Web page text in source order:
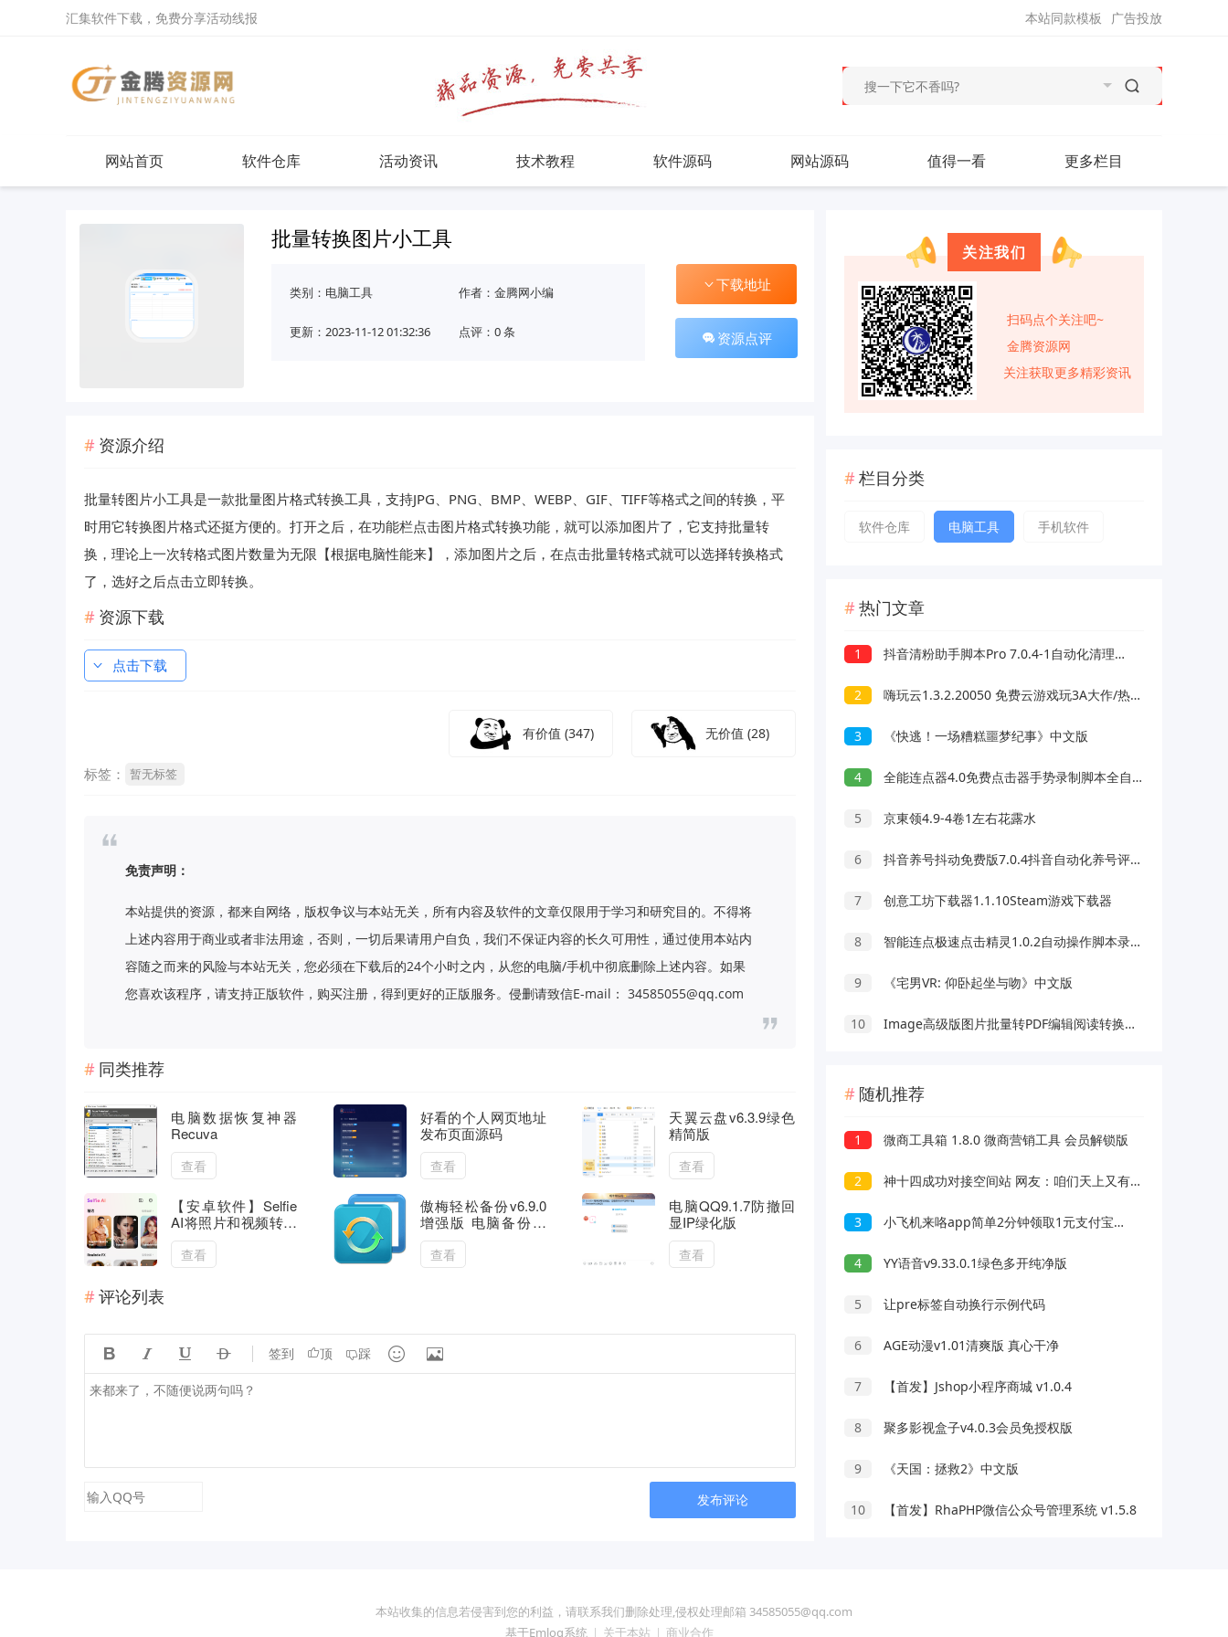
汇集软件下载，免费分享活动线报 广告投放
本站同款模板
网站首页 软件仓库 活动资讯 技术教程 软件源码 网站源码 值得一看 更多栏目
批量转换图片小工具
类别： 电脑工具 作者：金腾网小编
更新：2023-11-12 01:32:36 点评：0 条
下载地址
资源点评
资源介绍
批量转图片小工具是一款批量图片格式转换工具，支持JPG、PNG、BMP、WEBP、GIF、TIFF等格式之间的转换，平
时用它转换图片格式还挺方便的。打开之后，在功能栏点击图片格式转换功能，就可以添加图片了，它支持批量转
换，理论上一次转格式图片数量为无限【根据电脑性能来】，添加图片之后，在点击批量转格式就可以选择转换格式
了，选好之后点击立即转换。
资源下载
点击下载
有价值(347) 无价值(28)
标签： 暂无标签
免责声明：
本站提供的资源，都来自网络，版权争议与本站无关，所有内容及软件的文章仅限用于学习和研究目的。不得将
上述内容用于商业或者非法用途，否则，一切后果请用户自负，我们不保证内容的长久可用性，通过使用本站内
容随之而来的风险与本站无关，您必须在下载后的24个小时之内，从您的电脑/手机中彻底删除上述内容。如果
您喜欢该程序，请支持正版软件，购买注册，得到更好的正版服务。侵删请致信E-mail： 34585055@qq.com
同类推荐
电脑数据恢复神器
Recuva
查看
好看的个人网页地址
发布页面源码
查看
天翼云盘v6.3.9绿色
精简版
查看
【安卓软件】Selfie
AI将照片和视频转换
成令人惊艳的漫画风
格（解锁会员）
查看
傲梅轻松备份v6.9.0
增强版 电脑备份还
原
查看
电脑QQ9.1.7防撤回
显IP绿化版
查看
评论列表
    签到 顶 踩  
发布评论
关注我们
扫码点个关注吧~
金腾资源网
关注获取更多精彩资讯
栏目分类
软件仓库 电脑工具 手机软件
热门文章
1 抖音清粉助手脚本Pro 7.0.4-1自动化清理抖音关注和粉丝
2 嗨玩云1.3.2.20050 免费云游戏玩3A大作/热门游戏 无延迟免下载
3 《快逃！一场糟糕噩梦纪事》中文版
4 全能连点器4.0免费点击器手势录制脚本全自动
5 京東领4.9-4卷1左右花露水
6 抖音养号抖动免费版7.0.4抖音自动化养号评论脚本
7 创意工坊下载器1.1.10Steam游戏下载器
8 智能连点极速点击精灵1.0.2自动操作脚本录制解放双手
9 《宅男VR: 仰卧起坐与吻》中文版
10 Image高级版图片批量转PDF编辑阅读转换工具
随机推荐
1 微商工具箱 1.8.0 微商营销工具 会员解锁版
2 神十四成功对接空间站 网友：咱们天上又有人了！
3 小飞机来咯app简单2分钟领取1元支付宝现金 亲测秒到账
4 YY语音v9.33.0.1绿色多开纯净版
5 让pre标签自动换行示例代码
6 AGE动漫v1.01清爽版 真心干净
7 【首发】Jshop小程序商城 v1.0.4
8 聚多影视盒子v4.0.3会员免授权版
9 《天国：拯救2》中文版
10 【首发】RhaPHP微信公众号管理系统 v1.5.8
本站收集的信息若侵害到您的利益，请联系我们删除处理,侵权处理邮箱 34585055@qq.com
基于Emlog系统 | 关于本站 | 商业合作